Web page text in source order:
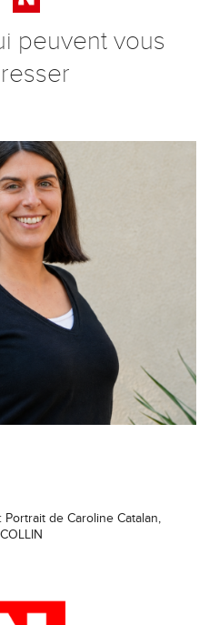
peuvent vous
de Caroline Catalan,